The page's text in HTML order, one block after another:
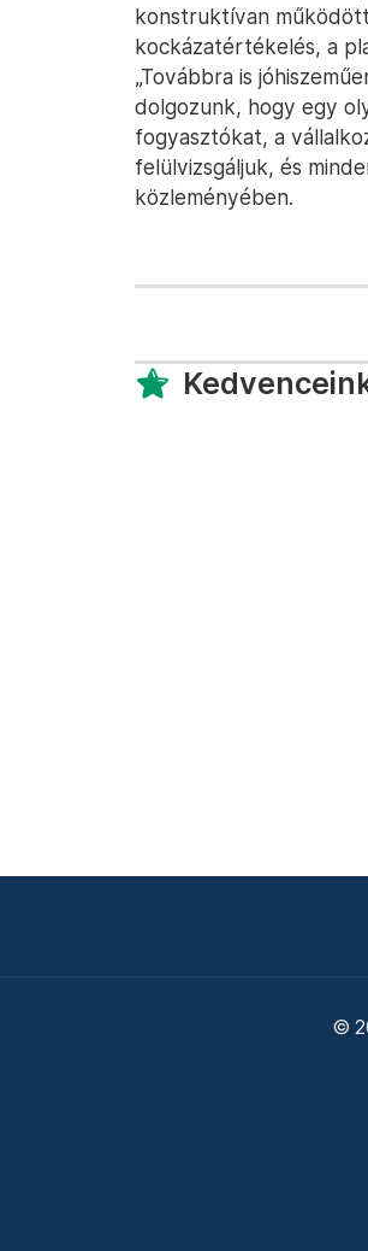
konstruktívan
kockázatértékelés, a
„Továbbra is
dolgozunk, hogy egy
fogyasztókat, a
felülvizsgáljuk, és
közleményében.
©